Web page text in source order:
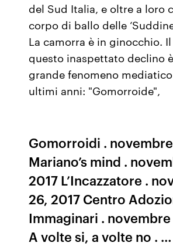
del Sud Italia, e oltre a loro
corpo di ballo delle
La camorra è in ginocchio.
questo inaspettato declino
grande fenomeno
ultimi anni: "Gomorroide",
Gomorroidi .
Mariano’s mind .
2017 L’Incazzatore .
26, 2017 Centro
Immaginari . novembre
A volte si, a volte no . …